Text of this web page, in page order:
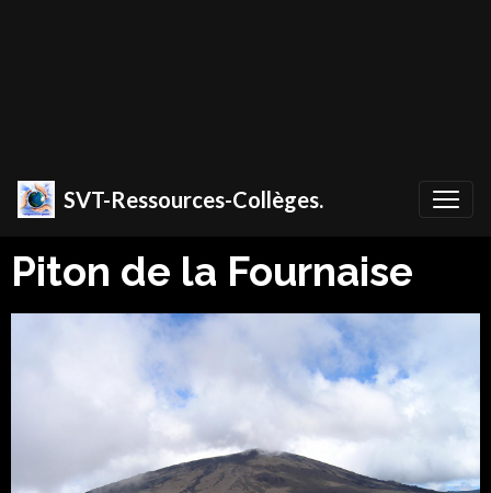
SVT-Ressources-Collèges.
Piton de la Fournaise